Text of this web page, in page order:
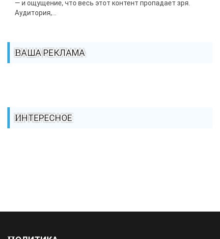
— и ощущение, что весь этот контент пропадает зря.
Аудитория,...
ВАША РЕКЛАМА
ИНТЕРЕСНОЕ